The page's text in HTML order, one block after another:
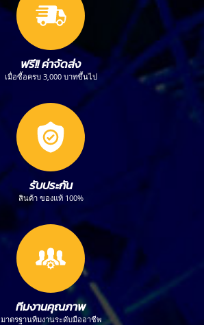
ฟรี!! ค่าจัดส่ง
เมื่อซื้อครบ 3,000 บาทขึ้นไป
รับประกัน
สินค้า ของแท้ 100%
ทีมงานคุณภาพ
มาตรฐานทีมงานระดับมืออาชีพ